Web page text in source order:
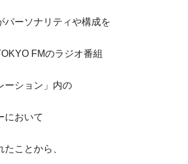
パーソナリティや構成を
FMのラジオ番組
ーション」内の
において
ことから、